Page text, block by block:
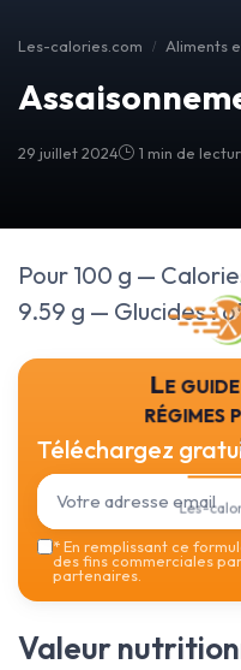
Les-calories.com Aliments
29 juillet 2024 1 min de
Pour 100 g —
9.59 g — Glucides :
Le
régimes
Les-
Téléchargez
*En remplissant ce
des fins commerciales
partenaires.
Valeur